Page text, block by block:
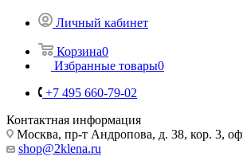
Личный кабинет
Корзина0
Избранные товары0
+7 495 660-79-02
Контактная информация
Москва, пр-т Андропова, д. 38, кор. 3,
shop@2klena.ru